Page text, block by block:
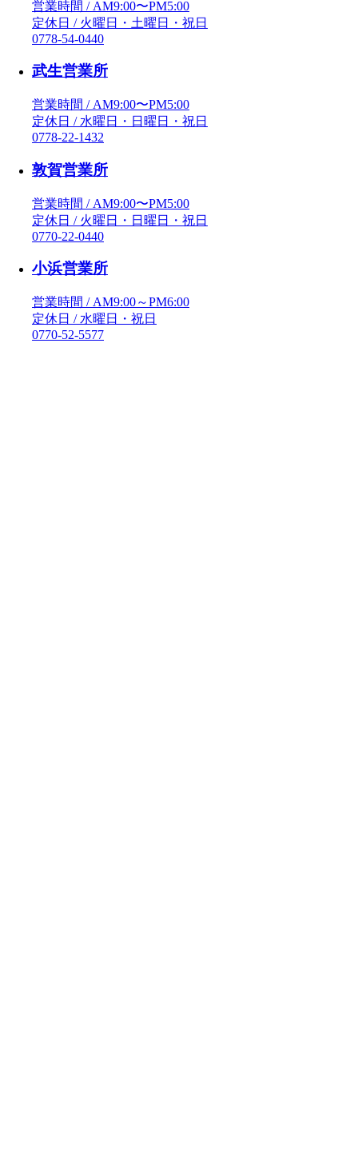
営業時間 / AM9:00〜PM5:00
定休日 / 火曜日・土曜日・祝日
0778-54-0440
武生営業所
営業時間 / AM9:00〜PM5:00
定休日 / 水曜日・日曜日・祝日
0778-22-1432
敦賀営業所
営業時間 / AM9:00〜PM5:00
定休日 / 火曜日・日曜日・祝日
0770-22-0440
小浜営業所
営業時間 / AM9:00～PM6:00
定休日 / 水曜日・祝日
0770-52-5577